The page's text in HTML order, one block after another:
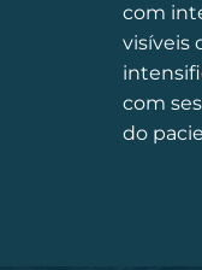
com
visíveis
com
do